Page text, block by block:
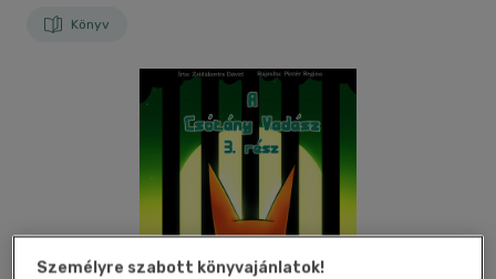
Könyv
Személyre szabott könyvajánlatok!